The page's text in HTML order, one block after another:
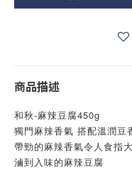
商品描述
和秋-麻辣豆腐450g
獨門麻辣香氣 搭配溫潤豆
帶勁的麻辣香氣令人食指
滷到入味的麻辣豆腐